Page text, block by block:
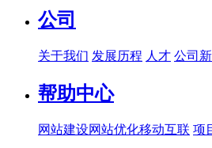
公司
关于我们 发展历程 人才 公司
帮助中心
网站建设网站优化移动互联 项